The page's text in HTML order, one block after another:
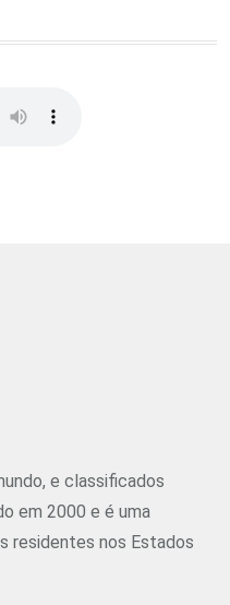
e classificados
em 2000 e é uma
residentes nos Estados